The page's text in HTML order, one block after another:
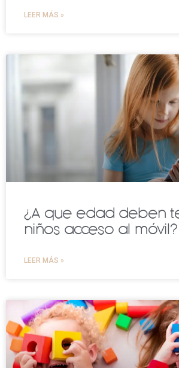
LEER MÁS »
¿A que edad deben
niños acceso al móvil?
LEER MÁS »